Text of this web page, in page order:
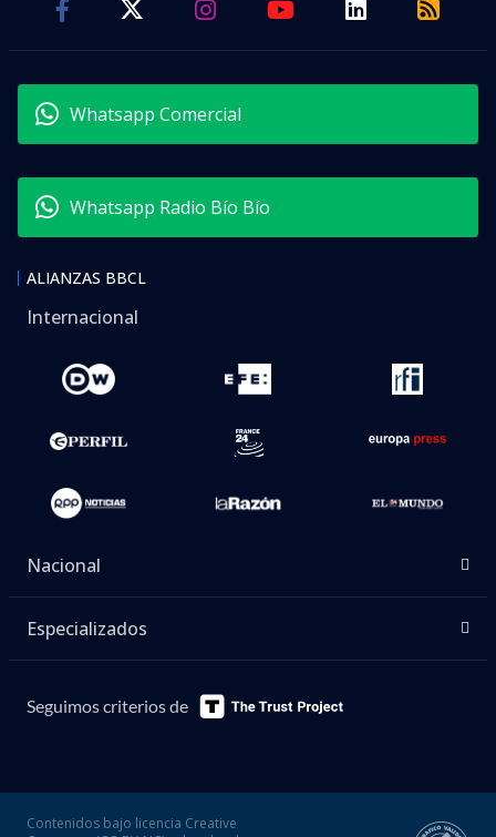
Whatsapp Comercial
Whatsapp Radio Bío Bío
ALIANZAS BBCL
Internacional
Nacional
Especializados
Seguimos criterios de
Contenidos bajo licencia Creative